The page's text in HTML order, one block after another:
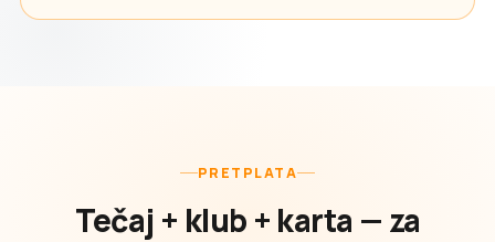
PRETPLATA
Tečaj + klub + karta — za